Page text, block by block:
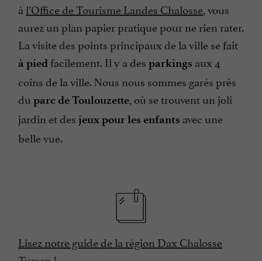
à l’Office de Tourisme Landes Chalosse, vous
aurez un plan papier pratique pour ne rien rater.
La visite des points principaux de la ville se fait
à pied facilement. Il y a des parkings aux 4
coins de la ville. Nous nous sommes garés près
du parc de Toulouzette, où se trouvent un joli
jardin et des jeux pour les enfants avec une
belle vue.
Lisez notre guide de la région Dax Chalosse